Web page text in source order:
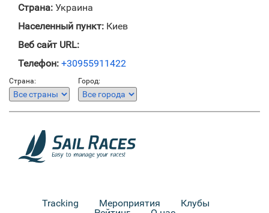
Страна: Украина
Населенный пункт: Киев
Веб сайт URL:
Телефон: +30955911422
Страна: Город:
Tracking Мероприятия
Клубы